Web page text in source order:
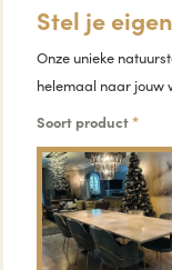
Stel je
Onze unieke
helemaal naar jouw
Soort product*